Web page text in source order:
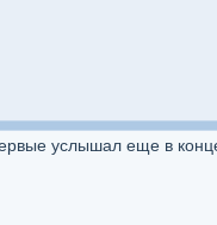
услышал еще в